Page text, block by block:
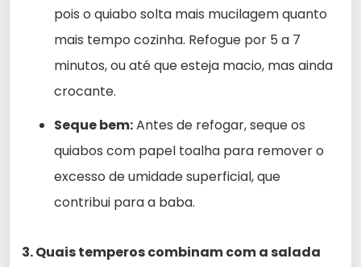
pois o quiabo solta mais mucilagem quanto
mais tempo cozinha. Refogue por 5 a 7
minutos, ou até que esteja macio, mas ainda
crocante.
Seque bem:Antes de refogar, seque os
quiabos com papel toalha para remover o
excesso de umidade superficial, que
contribui para a baba.
3. Quais temperos combinam com a salada